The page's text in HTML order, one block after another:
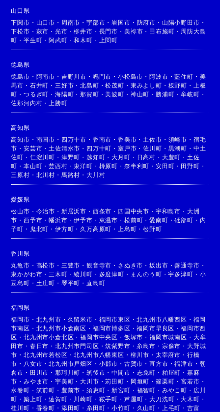
山口県
下関市 ・ 山口市 ・ 周南市 ・宇部市 ・岩国市 ・ 防府市 ・ 山陽小野田市 ・
下松市 ・ 萩市 ・光市 ・柳井市 ・ 長門市 ・ 美祢市 ・ 田布施町 ・ 周防大島
町 ・平生町 ・阿武町 ・和木町 ・ 上関町
徳島県
徳島市 ・ 阿南市 ・ 吉野川市 ・ 鳴門市 ・小松島市 ・阿波市 ・藍住町 ・ 美
馬市 ・ 石井町 ・ 三好市 ・北島町 ・松茂町 ・ 東みよし町 ・ 板野町 ・
上板
町 ・つるぎ町 ・海陽町 ・那賀町 ・美波町 ・ 神山町 ・ 勝浦町 ・牟岐町 ・
佐那河内村 ・ 上勝町
高知県
高知市 ・ 南国市 ・ 四万十市 ・ 香南市 ・香美市 ・ 土佐市 ・ 須崎市 ・ 宿毛
市 ・安芸市 ・ 土佐清水市 ・ 四万十町 ・室戸市 ・佐川町 ・ 黒潮町 ・ 中土
佐町 ・ 仁淀川町 ・ 津野町 ・ 越知町 ・大月町 ・ 日高村 ・ 大豊町 ・ 土佐
町 ・本山町 ・芸西村 ・東洋町 ・ 梼原町 ・ 奈半利町 ・ 安田町 ・ 田野町 ・
三原村 ・ 北川村 ・ 馬路村 ・大川村
愛媛県
松山市 ・ 今治市 ・ 新居浜市 ・ 西条市 ・ 四国中央市 ・ 宇和島市 ・ 大洲
市 ・西予市 ・幡浜市 ・伊予市 ・ 東温市 ・ 松前町 ・愛南町 ・砥部町 ・ 内
子町 ・ 鬼北町 ・伊方町 ・ 久万高原町 ・ 上島町 ・松野町
香川県
丸亀市 ・ 高松市 ・ 三豊市 ・観音寺市 ・ さぬき市 ・坂出市 ・善通寺市 ・
東かがわ市 ・ 三木町 ・綾川町 ・ 多度津町 ・ まんのう町 ・宇多津町 ・ 小
豆島町 ・ 土庄町 ・ 琴平町 ・直島町
福岡県
福岡市 ・ 北九州市 ・ 久留米市 ・ 福岡市東区 ・北九州市八幡西区 ・ 福岡
市南区 ・ 北九州市小倉南区 ・ 福岡市博多区 ・福岡市早良区 ・福岡市西
区 ・北九州市小倉北区 ・福岡市中央区 ・ 飯塚市 ・福岡市城南区 ・ 大牟
田市 ・ 春日市 ・北九州市門司区 ・筑紫野市 ・ 糸島市 ・ 宗像市 ・ 大野城
市 ・北九州市若松区 ・北九州市八幡東区 ・ 柳川市 ・ 太宰府市 ・ 行橋
市 ・ 八女市 ・北九州市戸畑区 ・ 小郡市 ・ 古賀市 ・直方市 ・福津市 ・ 朝
倉市 ・ 田川市 ・那珂川町 ・筑後市 ・中間市 ・ 志免町 ・ 粕屋町 ・ 嘉麻
市 ・みやま市 ・宇美町 ・大川市 ・苅田町 ・ 岡垣町 ・ 篠栗町 ・宮若市 ・
水巻町 ・ 筑前町 ・ 豊前市 ・須恵町 ・新宮町 ・ 福智町 ・ みやこ町 ・ 広川
町 ・築上町 ・遠賀町 ・ 川崎町 ・ 鞍手町 ・ 芦屋町 ・大刀洗町 ・大木町 ・
桂川町 ・ 香春町 ・ 添田町 ・ 糸田町 ・小竹町 ・ 久山町 ・ 上毛町 ・ 吉富